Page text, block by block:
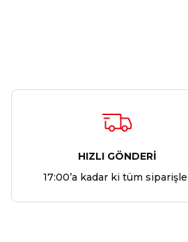
HIZLI GÖNDERİ
17:00’a kadar ki tüm